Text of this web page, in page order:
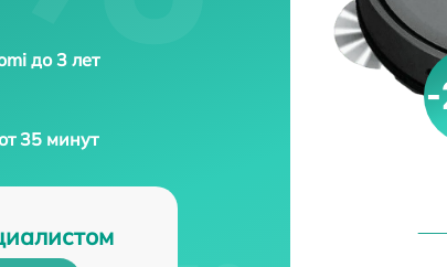
до 3 лет
35 минут